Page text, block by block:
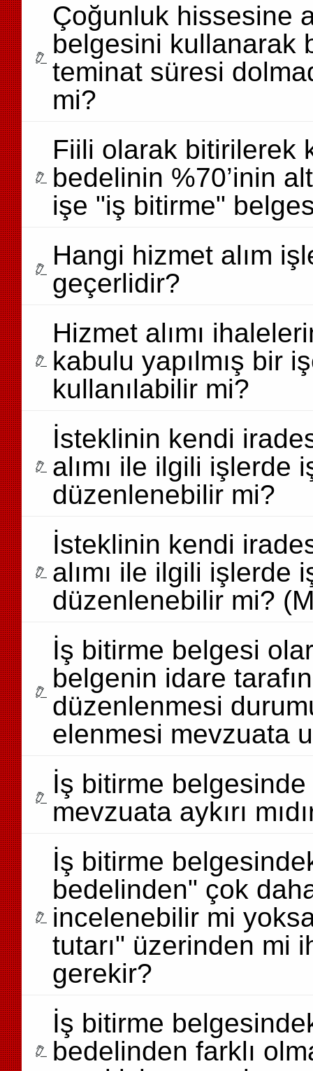
Çoğunluk hissesine
belgesini kullanarak
teminat süresi
mi?
Fiili olarak bitirilerek
bedelinin %70’inin
işe "iş bitirme"
Hangi hizmet alım
geçerlidir?
Hizmet alımı
kabulu yapılmış bir
kullanılabilir mi?
İsteklinin kendi
alımı ile ilgili işlerde
düzenlenebilir mi?
İsteklinin kendi
alımı ile ilgili işlerde
düzenlenebilir mi?
İş bitirme belgesi
belgenin idare
düzenlenmesi
elenmesi mevzuata
İş bitirme
mevzuata aykırı
İş bitirme
bedelinden" çok
incelenebilir mi
tutarı" üzerinden mi
gerekir?
İş bitirme
bedelinden farklı